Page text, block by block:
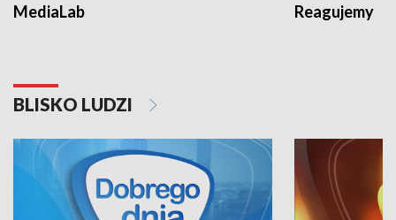
MediaLab Reagujemy
BLISKO LUDZI